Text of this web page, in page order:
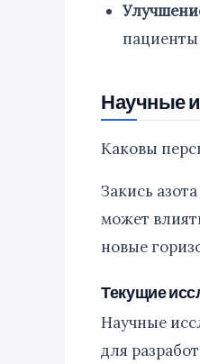
пациенты
Научные
Каковы
Закись
может
новые
Текущие
Научные
для